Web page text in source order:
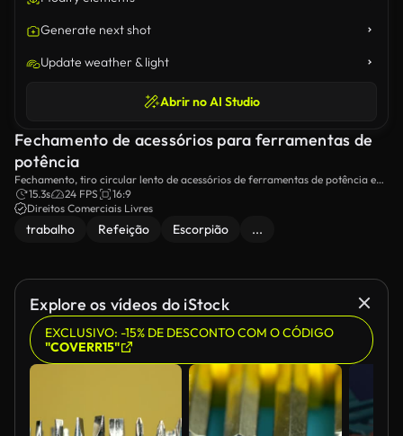
Generate next shot
Update weather & light
Abrir no AI Studio
Fechamento de acessórios para ferramentas de
potência
Fechamento, tiro circular lento de acessórios de ferramentas de potência em
um kit de ferramentas, contra um fundo preto e uma luz de estúdio azul.
15.3s 24 FPS
16:9
Direitos Comerciais Livres
trabalho Refeição Escorpião ...
Explore os vídeos do iStock
EXCLUSIVO: -15% DE DESCONTO COM O CÓDIGO
"COVERR15"